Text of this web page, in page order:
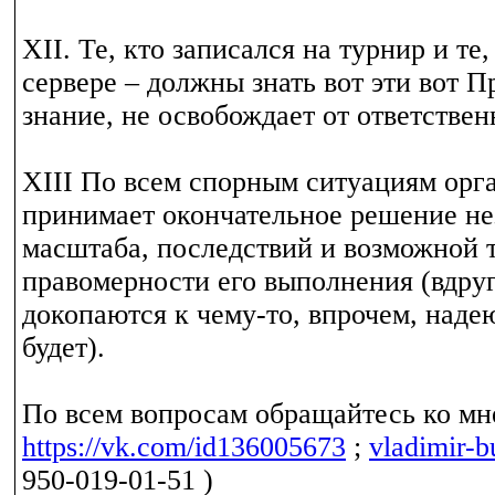
XII. Те, кто записался на турнир и
сервере – должны знать вот эти вот
знание, не освобождает от
XIII По всем спорным ситуациям
принимает окончательное решение
масштаба, последствий и возможной
правомерности его выполнения
докопаются к чему-то, впрочем,
будет).
По всем вопросам обращайтесь ко
https://vk.com/id136005673 ; vladimir-
950-019-01-51 )